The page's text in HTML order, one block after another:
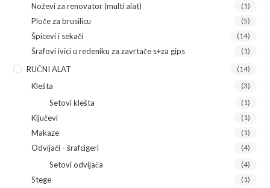
Noževi za renovator (multi alat) (1)
Ploče za brusilicu (5)
Špicevi i sekači (14)
Šrafovi ivici u redeniku za zavrtače s+za gips (1)
RUČNI ALAT (14)
Klešta (3)
Setovi klešta (1)
Ključevi (1)
Makaze (1)
Odvijači - šrafcigeri (4)
Setovi odvijača (4)
Stege (1)